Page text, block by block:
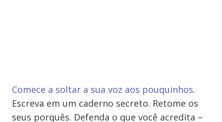
Comece a soltar a sua voz aos pouquinhos.
Escreva em um caderno secreto. Retome os
seus porquês. Defenda o que você acredita –